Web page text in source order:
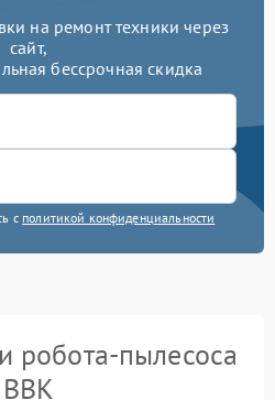
на ремонт техники через
сайт,
бессрочная скидка
с политикой конфиденциальности
робота-пылесоса
BBK